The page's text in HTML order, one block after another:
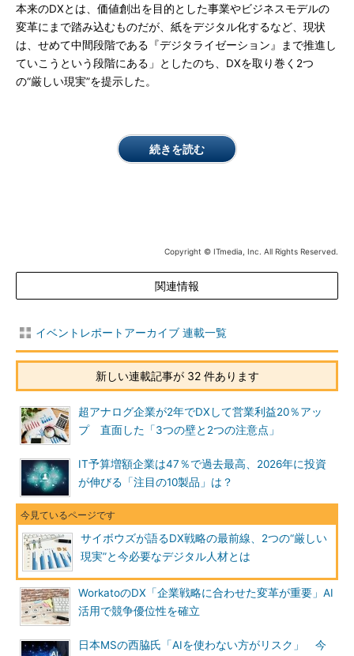
本来のDXとは、価値創出を目的とした事業やビジネスモデルの
変革にまで踏み込むものだが、紙をデジタル化するなど、現状
は、せめて中間段階である『デジタライゼーション』まで推進し
ていこうという段階にある」としたのち、DXを取り巻く2つ
の“厳しい現実”を提示した。
続きを読む
Copyright © ITmedia, Inc. All Rights Reserved.
関連情報
イベントレポートアーカイブ 連載一覧
新しい連載記事が 32 件あります
超アナログ企業が2年でDXして営業利益20％アッ
プ 直面した「3つの壁と2つの注意点」
IT予算増額企業は47％で過去最高、2026年に投資
が伸びる「注目の10製品」は？
サイボウズが語るDX戦略の最前線、2つの“厳しい
現実”と今必要なデジタル人材とは
WorkatoのDX「企業戦略に合わせた変革が重要」AI
活用で競争優位性を確立
日本MSの西脇氏「AIを使わない方がリスク」 今